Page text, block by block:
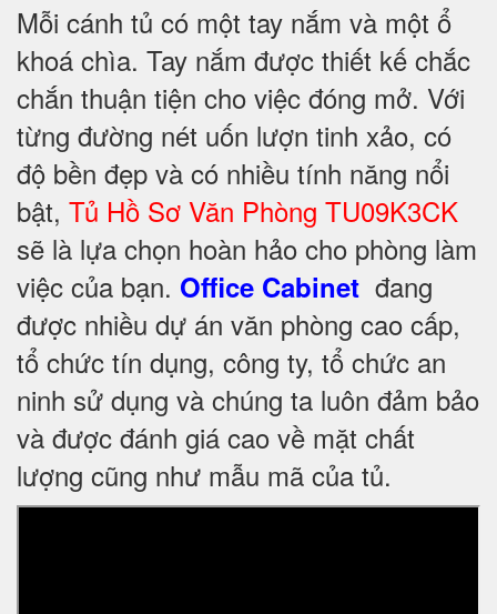
Mỗi cánh tủ có một tay nắm và một ổ
khoá chìa. Tay nắm được thiết kế chắc
chắn thuận tiện cho việc đóng mở. Với
từng đường nét uốn lượn tinh xảo, có
độ bền đẹp và có nhiều tính năng nổi
bật, Tủ Hồ Sơ Văn Phòng TU09K3CK
sẽ là lựa chọn hoàn hảo cho phòng làm
việc của bạn. Office Cabinet đang
được nhiều dự án văn phòng cao cấp,
tổ chức tín dụng, công ty, tổ chức an
ninh sử dụng và chúng ta luôn đảm bảo
và được đánh giá cao về mặt chất
lượng cũng như mẫu mã của tủ.